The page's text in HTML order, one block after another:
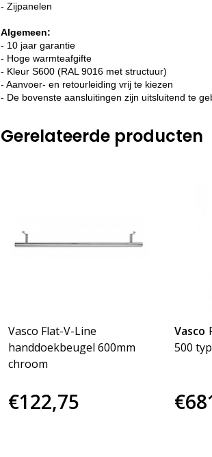
- Zijpanelen
Algemeen:
- 10 jaar garantie
- Hoge warmteafgifte
- Kleur S600 (RAL 9016 met structuur)
- Aanvoer- en retourleiding vrij te kiezen
- De bovenste aansluitingen zijn uitsluitend te
Gerelateerde producten
Vasco Flat-V-Line
handdoekbeugel 600mm
chroom
€122,75
Vasco
500